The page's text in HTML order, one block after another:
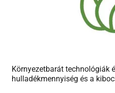
Környezetbarát technológiák
hulladékmennyiség és a